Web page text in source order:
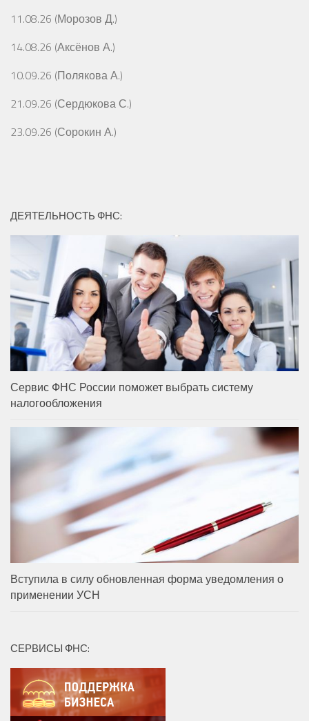
11.08.26 (Морозов Д.)
14.08.26 (Аксёнов А.)
10.09.26 (Полякова А.)
21.09.26 (Сердюкова С.)
23.09.26 (Сорокин А.)
ДЕЯТЕЛЬНОСТЬ ФНС:
Сервис ФНС России поможет выбрать систему
налогообложения
Вступила в силу обновленная форма уведомления о
применении УСН
СЕРВИСЫ ФНС: